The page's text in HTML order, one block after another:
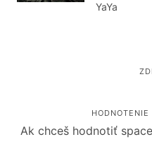
YaYa
Ak chceš hodnotiť